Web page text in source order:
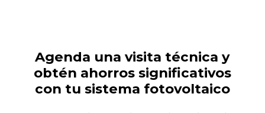
Agenda una visita técnica y
obtén ahorros significativos
con tu sistema fotovoltaico